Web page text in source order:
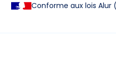
Conforme aux lois Alur